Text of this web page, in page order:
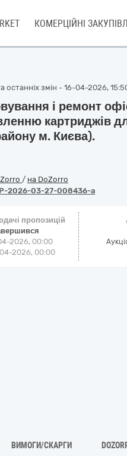
КОМЕРЦІЙНІ
змін - 16-04-2026,
і ремонт
картриджів
м. Києва).
/ на DoZorro
2026-03-27-008436-a
пропозицій
2026, 00:00
2026, 00:00
ВИМОГИ/СКАРГИ